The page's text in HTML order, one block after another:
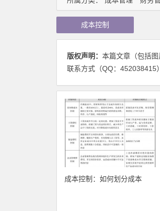
成本控制
版权声明： 本篇文章（包括
联系方式（QQ：452038415
成本控制：如何划分成本